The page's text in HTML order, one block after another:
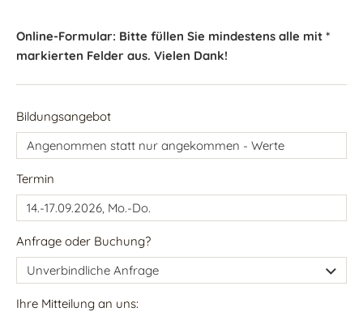
Online-Formular: Bitte füllen Sie mindestens alle mit *
markierten Felder aus. Vielen Dank!
Bildungsangebot
Termin
Anfrage oder Buchung?
Ihre Mitteilung an uns: